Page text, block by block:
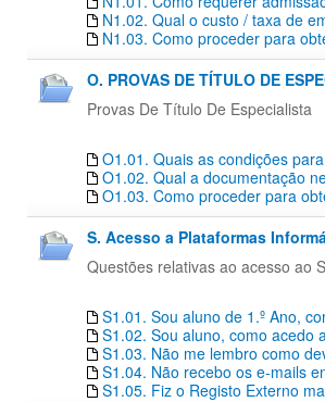
N1.02. Qual o custo / taxa de
N1.03. Como proceder para
O. PROVAS DE TÍTULO DE
Provas De Título De Especialista
O1.01. Quais as condições
O1.02. Qual a documentação
O1.03. Como proceder para
S. Acesso a Plataformas
Questões relativas ao acesso ao
S1.01. Sou aluno de 1.º Ano,
S1.02. Sou aluno, como acedo
S1.03. Não me lembro como
S1.04. Não recebo os e-mails
S1.05. Fiz o Registo Externo